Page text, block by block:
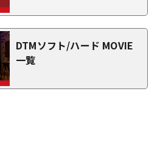
DTMソフト/ハード MOVIE
一覧